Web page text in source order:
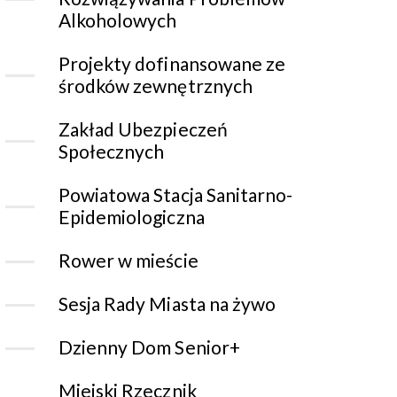
Alkoholowych
Projekty dofinansowane ze
środków zewnętrznych
Zakład Ubezpieczeń
Społecznych
Powiatowa Stacja Sanitarno-
Epidemiologiczna
Rower w mieście
Sesja Rady Miasta na żywo
Dzienny Dom Senior+
Miejski Rzecznik